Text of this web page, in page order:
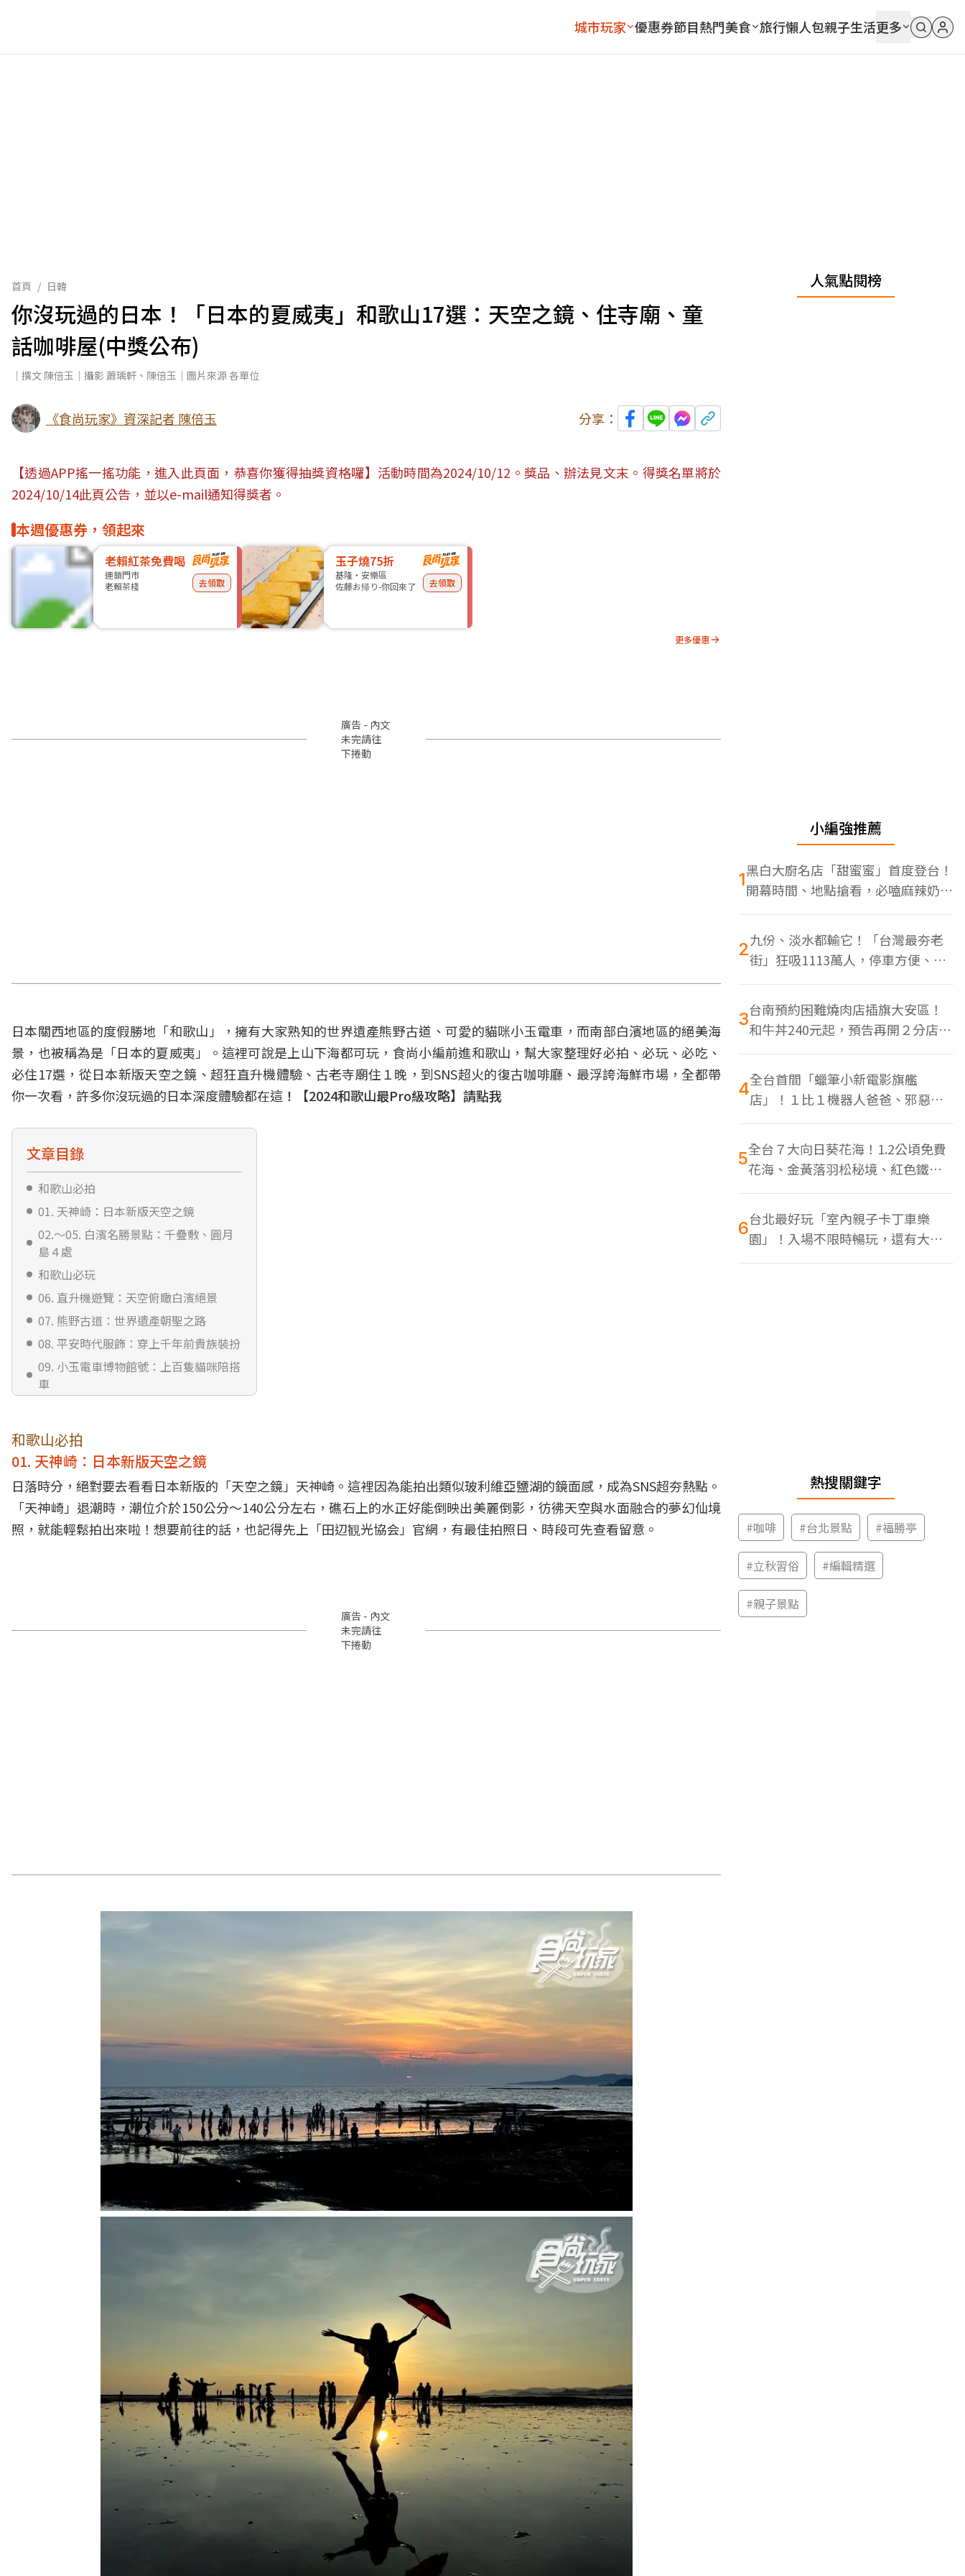
城市玩家 優惠券節目熱門美食 旅行懶人包親子生活更多
首頁 / 日韓
你沒玩過的日本！「日本的夏威夷」和歌山17選：天空之鏡、住寺廟、童
話咖啡屋(中獎公布)
｜撰文 陳倍玉｜攝影 蕭瑀軒、陳倍玉｜圖片來源 各單位
《食尚玩家》資深記者 陳倍玉 分享：
【透過APP搖一搖功能，進入此頁面，恭喜你獲得抽獎資格囉】活動時間為2024/10/12。獎品、辦法見文末。得獎名單將於
2024/10/14此頁公告，並以e-mail通知得獎者。
本週優惠券，領起來
老賴紅茶免費喝
連鎖門市
老賴茶棧
去領取
玉子燒75折
基隆・安樂區
佐藤お帰り-你回來了
去領取
更多優惠
廣告 - 內文
未完請往
下捲動
日本關西地區的度假勝地「和歌山」，擁有大家熟知的世界遺產熊野古道、可愛的貓咪小玉電車，而南部白濱地區的絕美海
景，也被稱為是「日本的夏威夷」。這裡可說是上山下海都可玩，食尚小編前進和歌山，幫大家整理好必拍、必玩、必吃、
必住17選，從日本新版天空之鏡、超狂直升機體驗、古老寺廟住１晚，到SNS超火的復古咖啡廳、最浮誇海鮮市場，全都帶
你一次看，許多你沒玩過的日本深度體驗都在這 ！ 【2024和歌山最Pro級攻略】請點我
文章目錄
和歌山必拍
01. 天神崎：日本新版天空之鏡
02.～05. 白濱名勝景點：千疊敷、圓月
島４處
和歌山必玩
06. 直升機遊覽：天空俯瞰白濱絕景
07. 熊野古道：世界遺產朝聖之路
08. 平安時代服飾：穿上千年前貴族裝扮
09. 小玉電車博物館號：上百隻貓咪陪搭
車
和歌山必吃
11. COBATO Parlour：IG復古咖啡廳、
貓咪餅乾
12. 福菱Kagerou Café：伴手禮名店、露
天座位超chill
13.～14. TORETORE市場、黑潮市場：
16. 碧島之宿熊野別邸中之島：日本唯一
和歌山必拍
01. 天神崎：日本新版天空之鏡
日落時分，絕對要去看看日本新版的「天空之鏡」天神崎。這裡因為能拍出類似玻利維亞鹽湖的鏡面感，成為SNS超夯熱點。
「天神崎」退潮時，潮位介於150公分～140公分左右，礁石上的水正好能倒映出美麗倒影，彷彿天空與水面融合的夢幻仙境
照，就能輕鬆拍出來啦！想要前往的話，也記得先上「田辺観光協会」官網，有最佳拍照日、時段可先查看留意。
廣告 - 內文
未完請往
下捲動
人氣點閱榜
小編強推薦
1黑白大廚名店「甜蜜蜜」首度登台！
開幕時間、地點搶看，必嗑麻辣奶油
蝦
2九份、淡水都輸它！「台灣最夯老
街」狂吸1113萬人，停車方便、特
色美食多
3台南預約困難燒肉店插旗大安區！
和牛丼240元起，預告再開２分店、
地點曝光
4全台首間「蠟筆小新電影旗艦
店」！１比１機器人爸爸、邪惡正
男，百款周邊買翻
5全台７大向日葵花海！1.2公頃免費
花海、金黃落羽松秘境、紅色鐵橋
同框
6台北最好玩「室內親子卡丁車樂
園」！入場不限時暢玩，還有大螢
幕Switch遊戲區
熱搜關鍵字
#咖啡 #台北景點 #福勝亭
#立秋習俗 #編輯精選
#親子景點